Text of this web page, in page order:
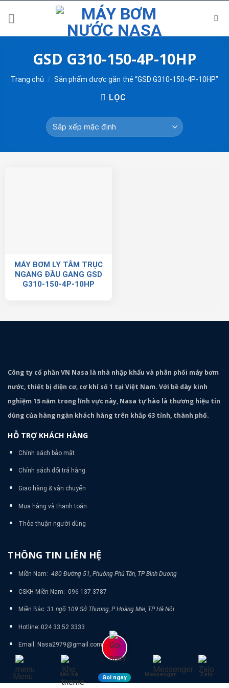
GSD G310-150-4P-10HP
Trang chủ / Sản phẩm được gắn thẻ “GSD G310-150-4P-10HP”
LỌC
MÁY BƠM LY TÂM TRỤC
NGANG ĐẦU GANG GSD
G310-150-4P-10HP
Công ty cổ phần VN Nasa là nhà nhập khẩu và phân phối máy bơm
nước, thiết bị điện cơ, cơ khí số 1 tại Việt Nam. Với bề dày kinh
nghiệm 15 năm trong lĩnh vực này, Nasa tự hào là thương hiệu tin
dùng của hàng ngàn khách hàng trên khắp 63 tỉnh, thành phố.
HỖ TRỢ KHÁCH HÀNG
Chính sách bảo mật
Chính sách đổi trả hàng
Giao hàng & vận chuyển
Mua hàng và thanh toán
Thỏa thuận người dùng
THÔNG TIN LIÊN HỆ
Miền Nam: 480 Đường 51, Phường Phú Tân, TP Bình Dương
CSKH Miền Nam: 096 137 3787
Miền Bắc: 31 ngõ 109 Sở Thượng, P Hoàng Mai, TP Hà Nội
Hotline: 024 33 52 3333
Email: Nasa2979@gmail.com
Menu liên hệ Gọi ngay Messenger Zalo